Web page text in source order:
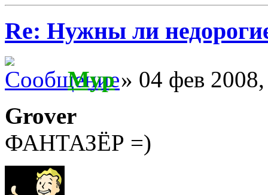
Re: Нужны ли
Myp» 04 фев
Grover
ФАНТАЗЁР =)